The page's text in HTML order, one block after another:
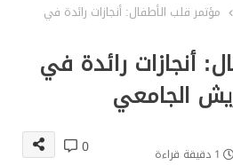
مؤتمر قلب الأطفال: أنجازات رائدة في
أنجازات رائدة في
الجامعي
1 دقيقة قراءة 0